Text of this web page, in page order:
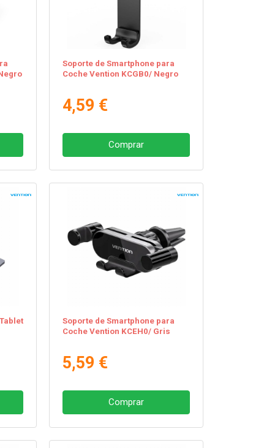
Soporte de Smartphone para
Coche Vention KCGB0/ Negro
4,59 €
Comprar
Soporte de Smartphone para
Coche Vention KCEH0/ Gris
5,59 €
Comprar